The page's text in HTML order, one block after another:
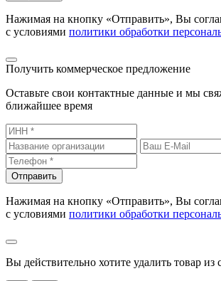
Нажимая на кнопку «Отправить», Вы
с условиями политики обработки
Получить коммерческое предложение
Оставьте свои контактные данные и мы
ближайшее время
Отправить
Нажимая на кнопку «Отправить», Вы
с условиями политики обработки
Вы действительно хотите удалить товар из